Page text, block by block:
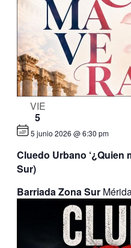
VIE
5
Cluedo Urbano ‘¿Quien
Sur)
5 junio 2026 @ 6:30 pm
Barriada Zona Sur